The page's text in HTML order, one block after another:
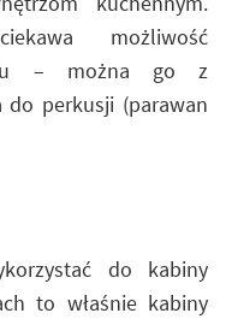
możliwość
– można go z
do perkusji (parawan
do kabiny
to właśnie kabiny